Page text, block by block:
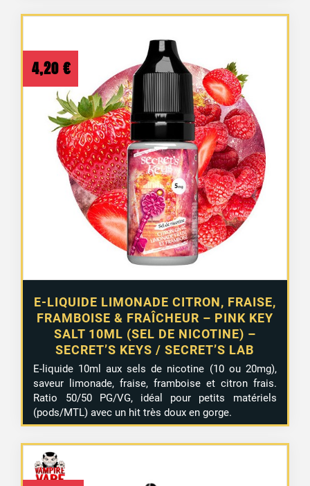
E-LIQUIDE LIMONADE CITRON, FRAISE,
FRAMBOISE & FRAÎCHEUR – PINK KEY
SALT 10ML (SEL DE NICOTINE) –
SECRET’S KEYS / SECRET’S LAB
4,20 €
E-liquide 10ml aux sels de nicotine (10 ou 20mg),
saveur limonade, fraise, framboise et citron frais.
Ratio 50/50 PG/VG, idéal pour petits matériels
(pods/MTL) avec un hit très doux en gorge.